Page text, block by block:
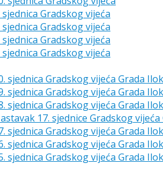
sjednica Gradskog vijeća
sjednica Gradskog vijeća
sjednica Gradskog vijeća
sjednica Gradskog vijeća
sjednica Gradskog vijeća Grada
sjednica Gradskog vijeća Grada
sjednica Gradskog vijeća Grada
17. sjednice Gradskog
sjednica Gradskog vijeća Grada
sjednica Gradskog vijeća Grada
sjednica Gradskog vijeća Grada